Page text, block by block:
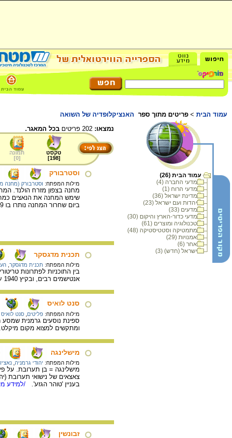
עמוד הבית > פריטים מתוך ספר האנציקלופדיה של השואה
עמוד הבית (26)
מדעי החברה (4)
מדעי הרוח (1)
מדינת ישראל (36)
יהדות ועם ישראל (23)
מדעים (33)
מדעי כדור-הארץ והיקום (30)
טכנולוגיה ומוצרים (61)
מתמטיקה וסטטיסטיקה (48)
אמנויות (29)
אחר (6)
ישראל (חדש) (3)
נמצאו:
בכל המאגר.
טקסט
[
198
]
תמונה
[
0
]
וסטרבורק
מילות המפתח: וסטרבורק (מחנה
ביום שחרור המחנה נותרו בו 569 אסירים.
תכנית מדגסקר
מילות המפתח: תכנית מדגסקר
בין התוכניות לפתרונות
אנטישמים רבים, ובקיץ 1940 עמד בראש המדיניות הנאצית ביחס ליהודים. הרקע לתוכנית.
סנט לואיס
מילות המפתח: פליטים סנט
ומתקשים למצוא מקום מיקלט.
מישלינגה
מילות המפתח: יהודי גרמניה
מישלינגה = בן תערובת. על
צאצאים של נישואי תערובת
בעניין 'טוהר הגזע'.
/למידע
זבונשין